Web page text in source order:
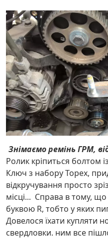
Знімаємо ремінь ГРМ,
Ролик кріпиться болтом
Ключ з набору Topex,
відкручування просто
місці... Справа в тому, що
буквою R, тобто у яких
Довелося їхати купляти
свердловки. ним все